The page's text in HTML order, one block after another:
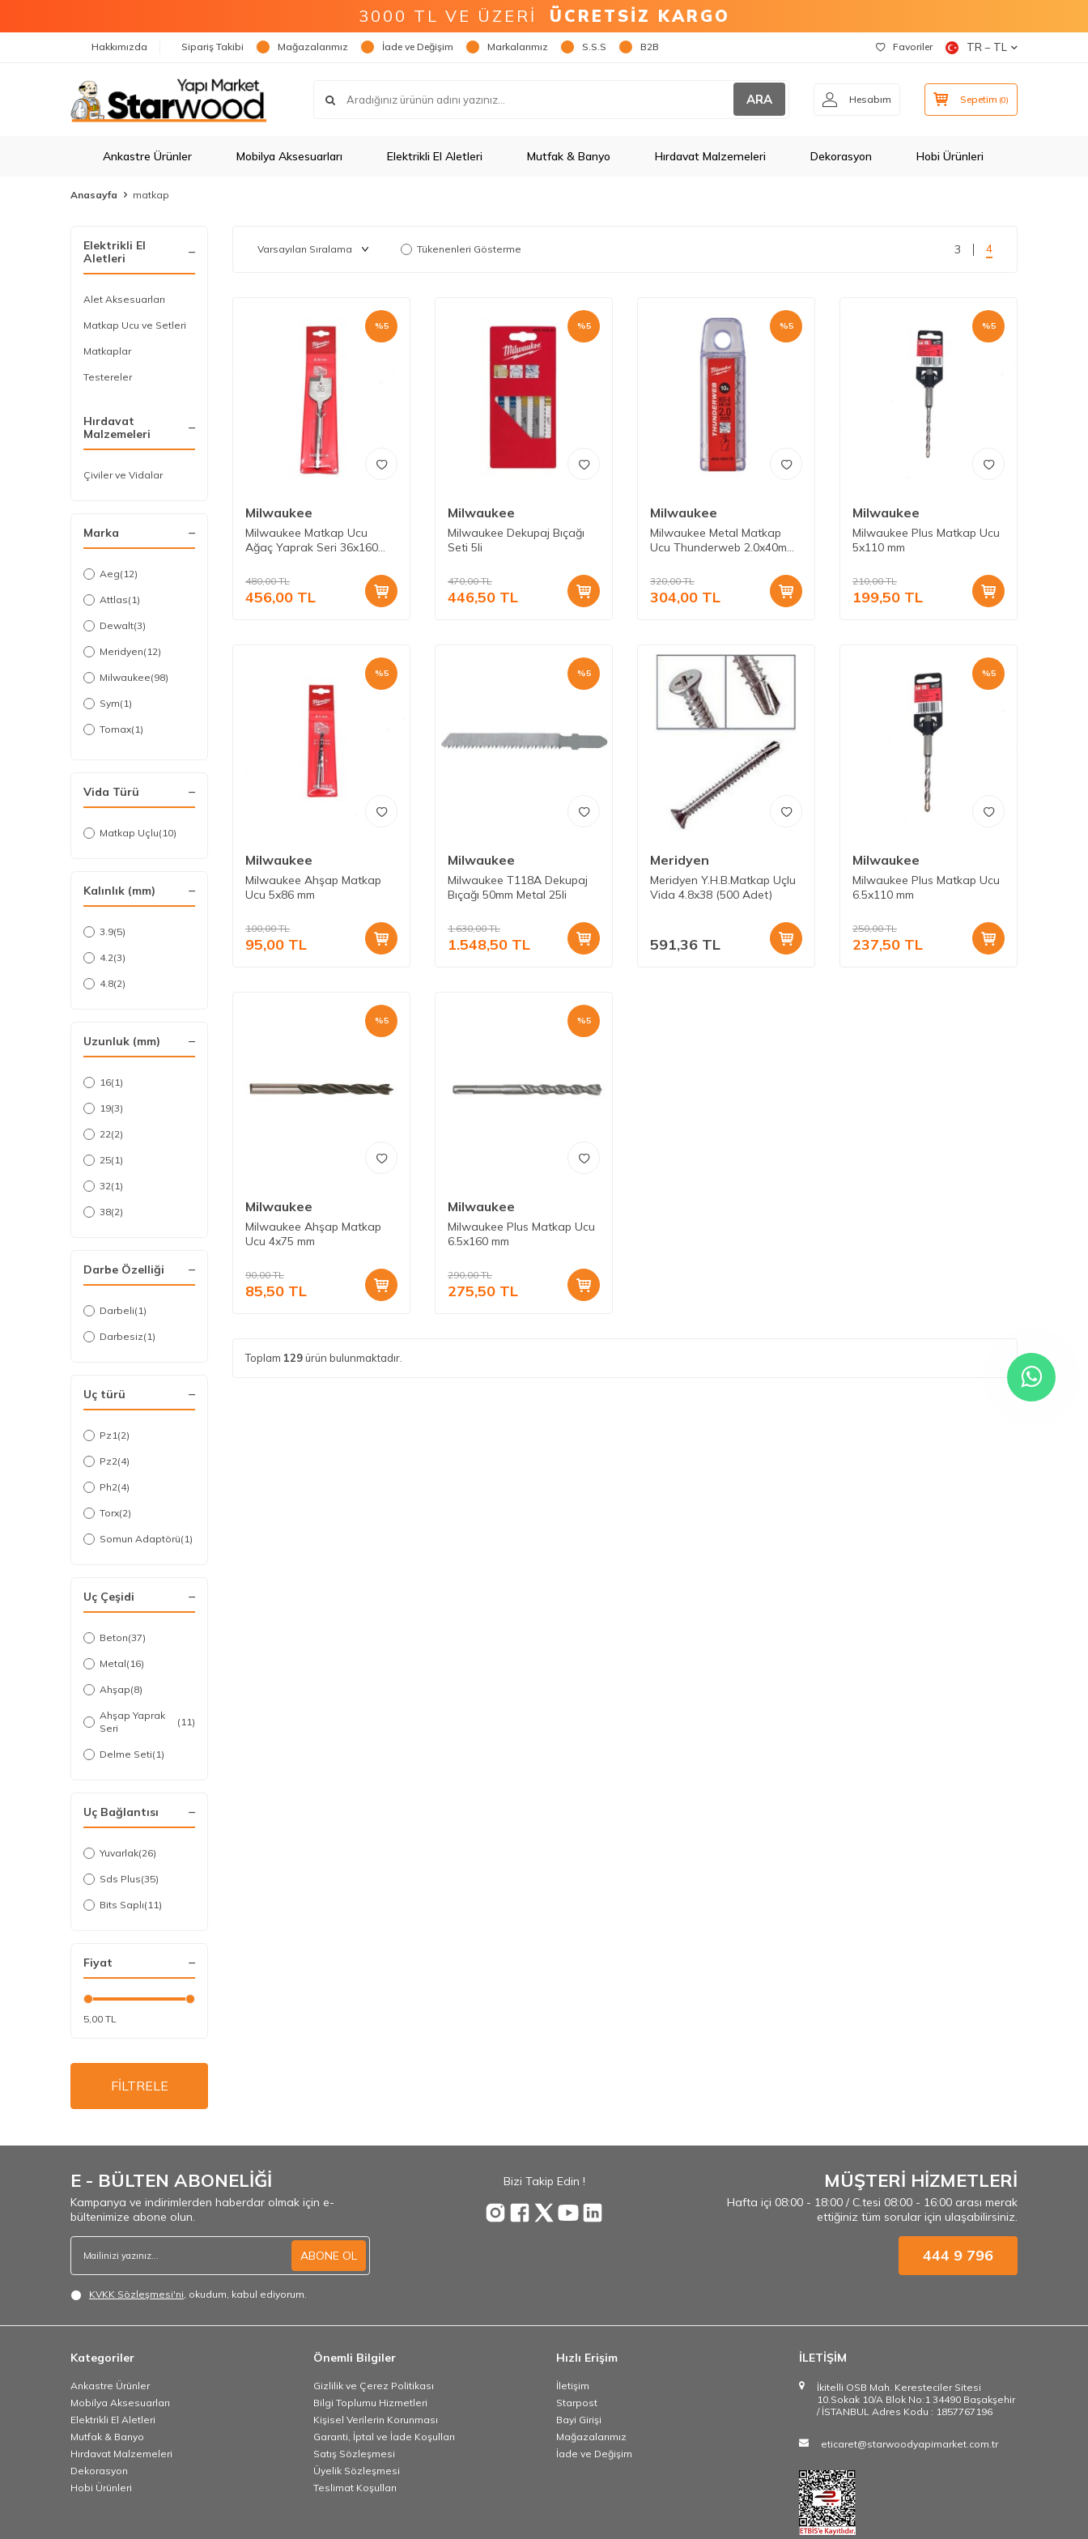
3000 TL VE ÜZERİ ÜCRETSİZ KARGO
Hakkımızda Sipariş Takibi Mağazalarımız İade ve Değişim Markalarımız S.S.S B2B Favoriler TR − TL
ARA Hesabım Sepetim (0)
Ankastre Ürünler Mobilya Aksesuarları Elektrikli El Aletleri Mutfak & Banyo Hırdavat Malzemeleri Dekorasyon Hobi Ürünleri
Anasayfa matkap
Elektrikli El
Aletleri
Alet Aksesuarları
Matkap Ucu ve Setleri
Matkaplar
Testereler
Hırdavat
Malzemeleri
Çiviler ve Vidalar
Marka
Aeg(12)
Attlas(1)
Dewalt(3)
Meridyen(12)
Milwaukee(98)
Sym(1)
Tomax(1)
Vida Türü
Matkap Uçlu(10)
Kalınlık (mm)
3.9(5)
4.2(3)
4.8(2)
Uzunluk (mm)
16(1)
19(3)
22(2)
25(1)
32(1)
38(2)
Darbe Özelliği
Darbeli(1)
Darbesiz(1)
Uç türü
Pz1(2)
Pz2(4)
Ph2(4)
Torx(2)
Somun Adaptörü(1)
Uç Çeşidi
Beton(37)
Metal(16)
Ahşap(8)
Ahşap Yaprak
Seri
(11)
Delme Seti(1)
Uç Bağlantısı
Yuvarlak(26)
Sds Plus(35)
Bits Saplı(11)
Fiyat
5,00 TL
FİLTRELE
Tükenenleri Gösterme 3 4
%5
Milwaukee
Milwaukee Matkap Ucu
Ağaç Yaprak Seri 36x160
480,00TL
456,00 TL
%5
Milwaukee
Milwaukee Dekupaj Bıçağı
Seti 5li
470,00TL
446,50 TL
%5
Milwaukee
Milwaukee Metal Matkap
Ucu Thunderweb 2.0x40mm
320,00TL
304,00 TL
%5
Milwaukee
Milwaukee Plus Matkap Ucu
5x110 mm
210,00TL
199,50 TL
%5
Milwaukee
Milwaukee Ahşap Matkap
Ucu 5x86 mm
100,00TL
95,00 TL
%5
Milwaukee
Milwaukee T118A Dekupaj
Bıçağı 50mm Metal 25li
1.630,00TL
1.548,50 TL
Meridyen
Meridyen Y.H.B.Matkap Uçlu
Vida 4.8x38 (500 Adet)
591,36 TL
%5
Milwaukee
Milwaukee Plus Matkap Ucu
6.5x110 mm
250,00TL
237,50 TL
%5
Milwaukee
Milwaukee Ahşap Matkap
Ucu 4x75 mm
90,00TL
85,50 TL
%5
Milwaukee
Milwaukee Plus Matkap Ucu
6.5x160 mm
290,00TL
275,50 TL
Toplam 129 ürün bulunmaktadır.
E - BÜLTEN ABONELİĞİ
Kampanya ve indirimlerden haberdar olmak için e-
bültenimize abone olun.
ABONE OL
KVKK Sözleşmesi'ni, okudum, kabul ediyorum.
Bizi Takip Edin ! MÜŞTERİ HİZMETLERİ
Hafta içi 08:00 - 18:00 / C.tesi 08:00 - 16:00 arası merak
ettiğiniz tüm sorular için ulaşabilirsiniz.
444 9 796
Kategoriler
Ankastre Ürünler
Mobilya Aksesuarları
Elektrikli El Aletleri
Mutfak & Banyo
Hırdavat Malzemeleri
Dekorasyon
Hobi Ürünleri
Önemli Bilgiler
Gizlilik ve Çerez Politikası
Bilgi Toplumu Hizmetleri
Kişisel Verilerin Korunması
Garanti, İptal ve İade Koşulları
Satış Sözleşmesi
Üyelik Sözleşmesi
Teslimat Koşulları
Hızlı Erişim
İletişim
Starpost
Bayi Girişi
Mağazalarımız
İade ve Değişim
İLETİŞİM
İkitelli OSB Mah. Keresteciler Sitesi
10.Sokak 10/A Blok No:1 34490 Başakşehir
/ İSTANBUL Adres Kodu : 1857767196
eticaret@starwoodyapimarket.com.tr